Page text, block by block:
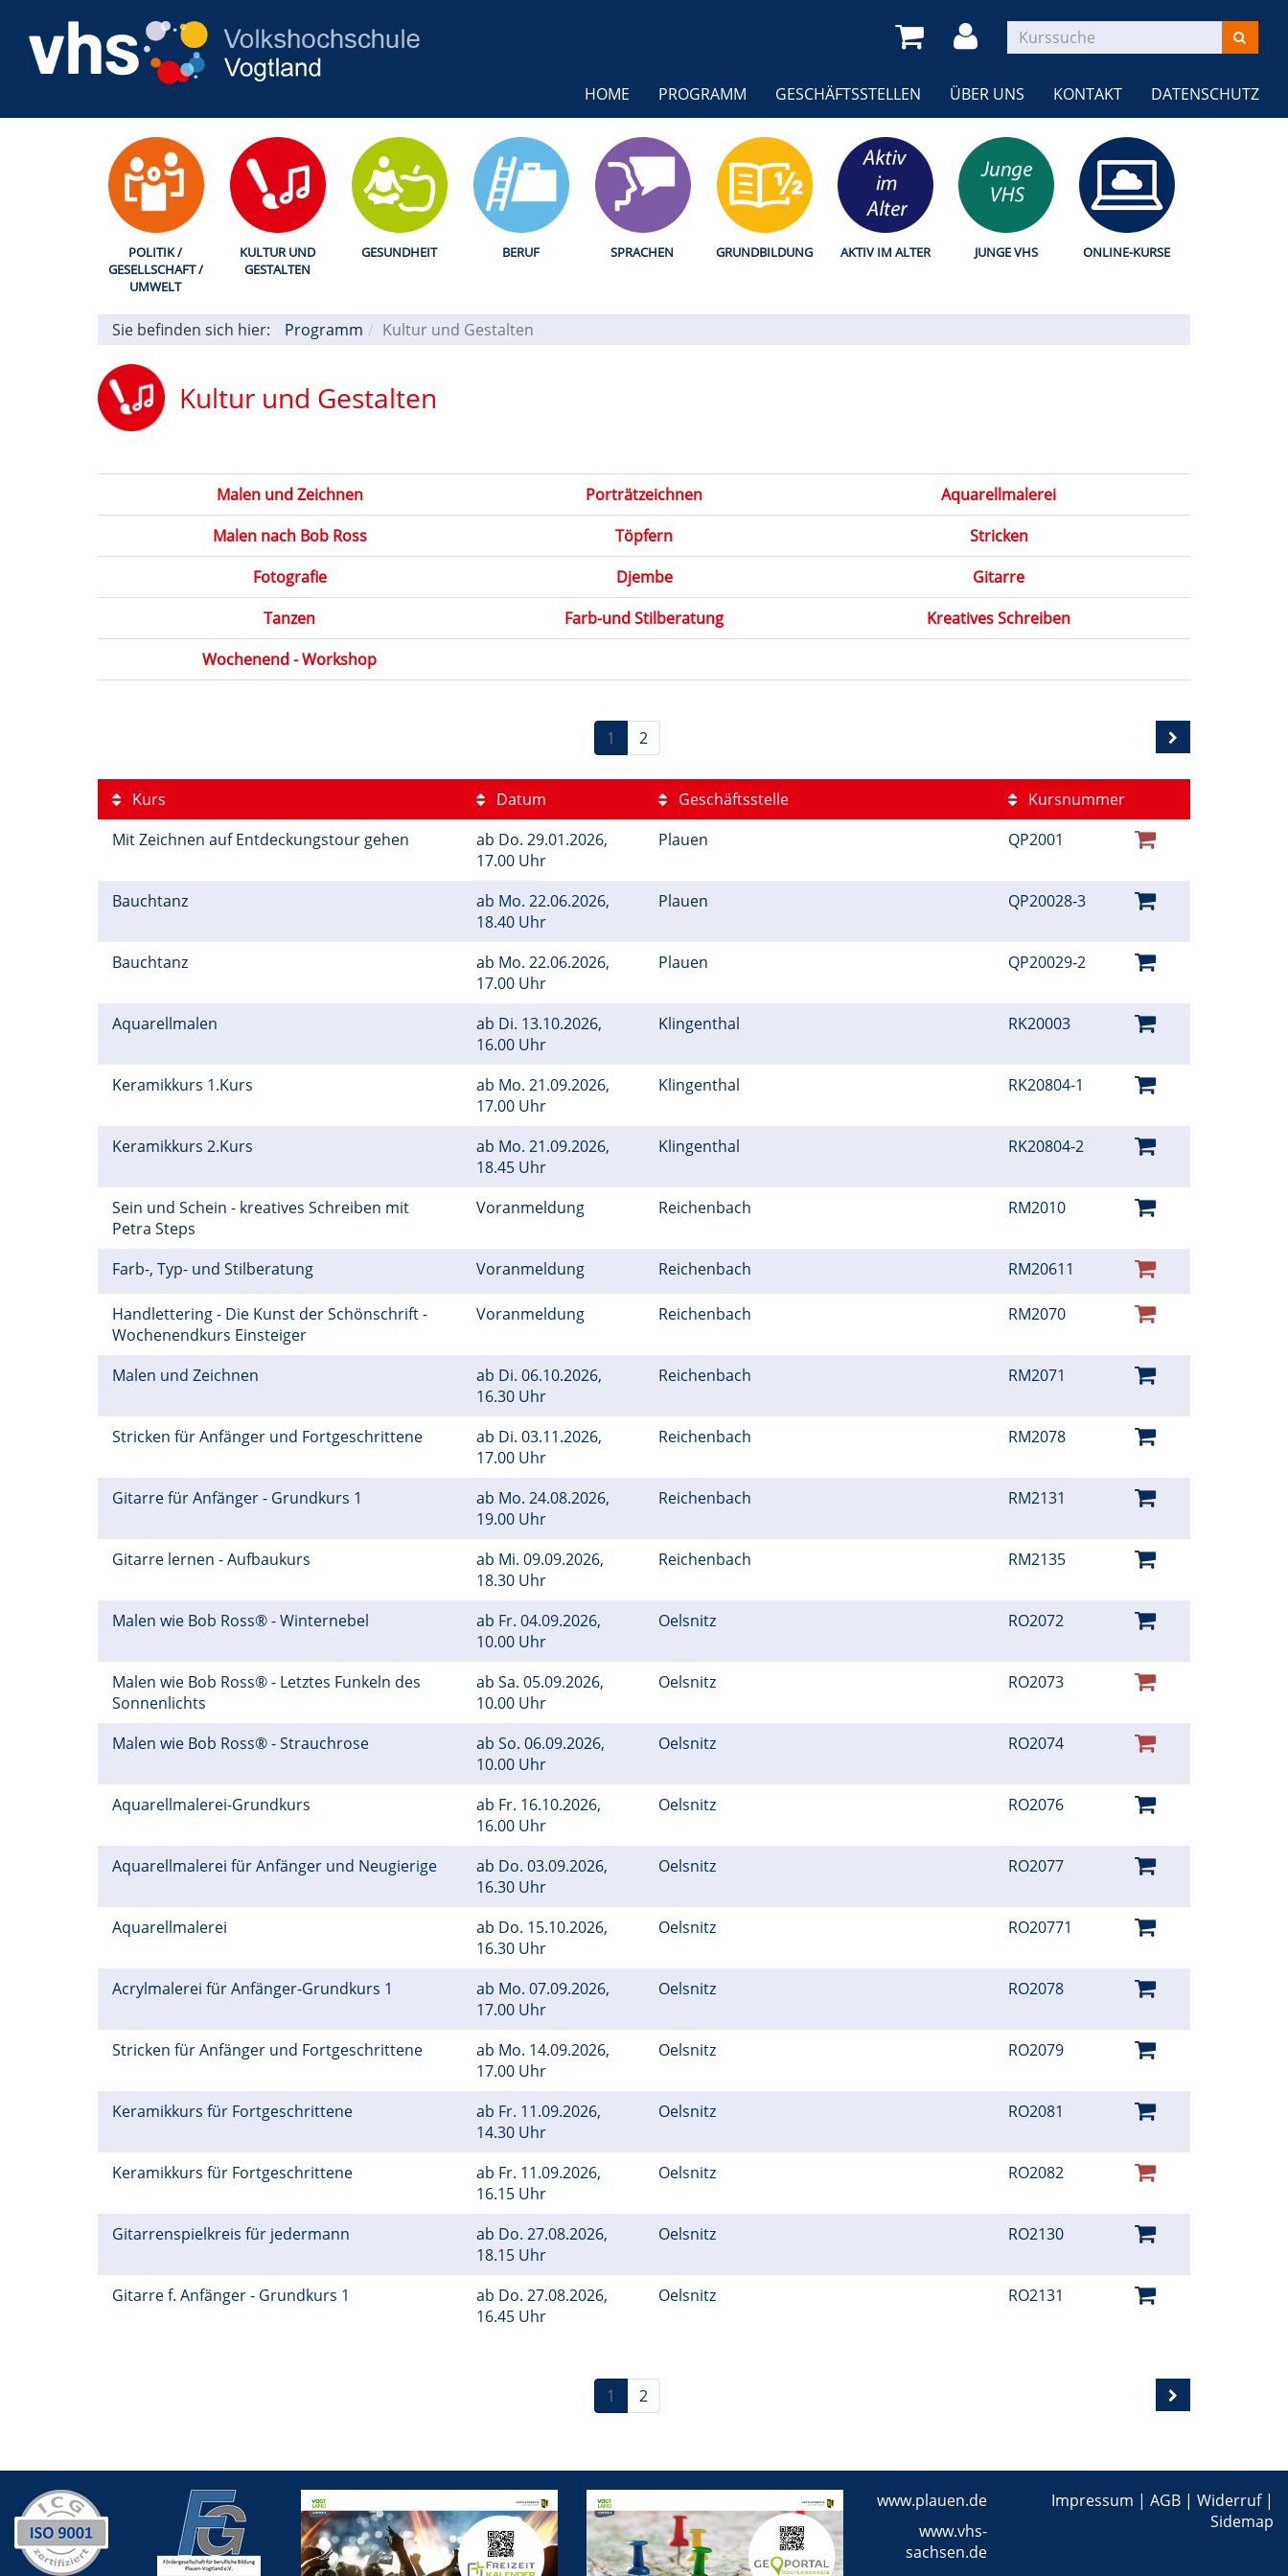
HOME PROGRAMM GESCHÄFTSSTELLEN ÜBER UNS KONTAKT DATENSCHUTZ
POLITIK /
GESELLSCHAFT /
UMWELT
KULTUR UND
GESTALTEN
GESUNDHEIT BERUF SPRACHEN GRUNDBILDUNG AKTIV IM ALTER JUNGE VHS ONLINE-KURSE
Sie befinden sich hier: Programm Kultur und Gestalten
Kultur und Gestalten
Malen und Zeichnen Porträtzeichnen
Aquarellmalerei
Malen nach Bob Ross
Töpfern
Stricken
Fotografie
Djembe
Gitarre
Tanzen
Farb-und Stilberatung
Kreatives Schreiben
Wochenend - Workshop
1 2
Kurs Datum Geschäftsstelle
Kursnummer
Mit Zeichnen auf Entdeckungstour gehen
ab Do. 29.01.2026,
17.00 Uhr
Plauen QP2001
Bauchtanz ab Mo. 22.06.2026,
18.40 Uhr
Plauen QP20028-3
Bauchtanz ab Mo. 22.06.2026,
17.00 Uhr
Plauen QP20029-2
Aquarellmalen ab Di. 13.10.2026,
16.00 Uhr
Klingenthal RK20003
Keramikkurs 1.Kurs ab Mo. 21.09.2026,
17.00 Uhr
Klingenthal RK20804-1
Keramikkurs 2.Kurs ab Mo. 21.09.2026,
18.45 Uhr
Klingenthal RK20804-2
Sein und Schein - kreatives Schreiben mit
Petra Steps
Voranmeldung Reichenbach RM2010
Farb-, Typ- und Stilberatung Voranmeldung Reichenbach RM20611
Handlettering - Die Kunst der Schönschrift -
Wochenendkurs Einsteiger
Voranmeldung Reichenbach RM2070
Malen und Zeichnen ab Di. 06.10.2026,
16.30 Uhr
Reichenbach RM2071
Stricken für Anfänger und Fortgeschrittene ab Di. 03.11.2026,
17.00 Uhr
Reichenbach RM2078
Gitarre für Anfänger - Grundkurs 1 ab Mo. 24.08.2026,
19.00 Uhr
Reichenbach RM2131
Gitarre lernen - Aufbaukurs ab Mi. 09.09.2026,
18.30 Uhr
Reichenbach RM2135
Malen wie Bob Ross® - Winternebel ab Fr. 04.09.2026,
10.00 Uhr
Oelsnitz RO2072
Malen wie Bob Ross® - Letztes Funkeln des
Sonnenlichts
ab Sa. 05.09.2026,
10.00 Uhr
Oelsnitz RO2073
Malen wie Bob Ross® - Strauchrose ab So. 06.09.2026,
10.00 Uhr
Oelsnitz RO2074
Aquarellmalerei-Grundkurs ab Fr. 16.10.2026,
16.00 Uhr
Oelsnitz RO2076
Aquarellmalerei für Anfänger und Neugierige ab Do. 03.09.2026,
16.30 Uhr
Oelsnitz RO2077
Aquarellmalerei ab Do. 15.10.2026,
16.30 Uhr
Oelsnitz RO20771
Acrylmalerei für Anfänger-Grundkurs 1 ab Mo. 07.09.2026,
17.00 Uhr
Oelsnitz RO2078
Stricken für Anfänger und Fortgeschrittene ab Mo. 14.09.2026,
17.00 Uhr
Oelsnitz RO2079
Keramikkurs für Fortgeschrittene ab Fr. 11.09.2026,
14.30 Uhr
Oelsnitz RO2081
Keramikkurs für Fortgeschrittene ab Fr. 11.09.2026,
16.15 Uhr
Oelsnitz RO2082
Gitarrenspielkreis für jedermann ab Do. 27.08.2026,
18.15 Uhr
Oelsnitz RO2130
Gitarre f. Anfänger - Grundkurs 1 ab Do. 27.08.2026,
16.45 Uhr
Oelsnitz RO2131
1 2
www.plauen.de
www.vhs-
sachsen.de
Impressum | AGB| Widerruf|
Sidemap